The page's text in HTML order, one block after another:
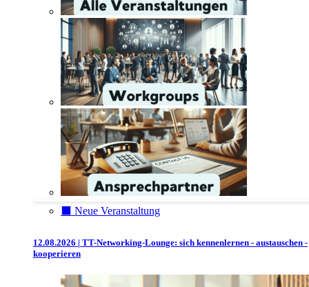
⬛️ Neue Veranstaltung
12.08.2026 | TT-Networking-Lounge: sich kennenlernen - austauschen -
kooperieren